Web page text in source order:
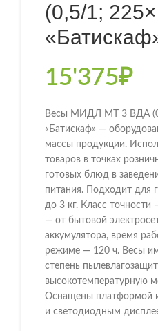
(0,5/1;
15'375₽
Весы МИДЛ МТ 3 ВДА
«Батискаф» —
массы продукции.
товаров в точках
готовых блюд в
питания. Подходит для
до 3 кг. Класс точности
— от бытовой
аккумулятора, время
режиме — 120 ч. Весы
степень
высокотемпературную
Оснащены платформой
и светодиодным